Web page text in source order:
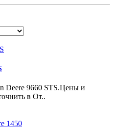
Deere 9660 STS.Цены и
в От..